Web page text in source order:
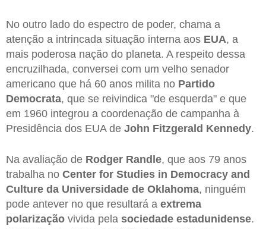
No outro lado do espectro de poder, chama a
atenção a intrincada situação interna aos EUA, a
mais poderosa nação do planeta. A respeito dessa
encruzilhada, conversei com um velho senador
americano que há 60 anos milita no Partido
Democrata, que se reivindica "de esquerda" e que
em 1960 integrou a coordenação de campanha à
Presidência dos EUA de John Fitzgerald Kennedy.
Na avaliação de Rodger Randle, que aos 79 anos
trabalha no Center for Studies in Democracy and
Culture da Universidade de Oklahoma, ninguém
pode antever no que resultará a extrema
polarização vivida pela sociedade estadunidense.